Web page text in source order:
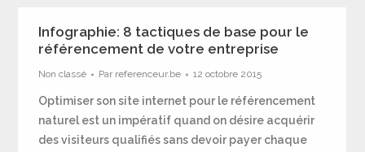
Infographie: 8 tactiques de base pour le
référencement de votre entreprise
Non classé Par referenceur.be 12 octobre 2015
Optimiser son site internet pour le référencement
naturel est un impératif quand on désire acquérir
des visiteurs qualifiés sans devoir payer chaque